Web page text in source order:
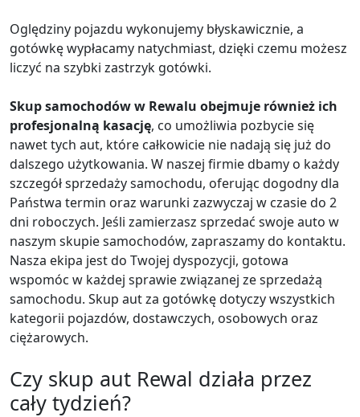
Oględziny pojazdu wykonujemy błyskawicznie, a
gotówkę wypłacamy natychmiast, dzięki czemu możesz
liczyć na szybki zastrzyk gotówki.
Skup samochodów w Rewalu obejmuje również ich
profesjonalną kasację, co umożliwia pozbycie się
nawet tych aut, które całkowicie nie nadają się już do
dalszego użytkowania. W naszej firmie dbamy o każdy
szczegół sprzedaży samochodu, oferując dogodny dla
Państwa termin oraz warunki zazwyczaj w czasie do 2
dni roboczych. Jeśli zamierzasz sprzedać swoje auto w
naszym skupie samochodów, zapraszamy do kontaktu.
Nasza ekipa jest do Twojej dyspozycji, gotowa
wspomóc w każdej sprawie związanej ze sprzedażą
samochodu. Skup aut za gotówkę dotyczy wszystkich
kategorii pojazdów, dostawczych, osobowych oraz
ciężarowych.
Czy skup aut Rewal działa przez
cały tydzień?